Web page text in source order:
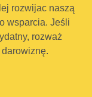
rozwijac naszą
wsparcia. Jeśli
rozważ